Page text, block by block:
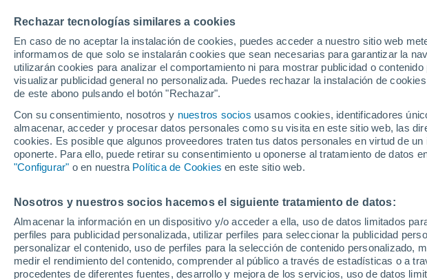
Rechazar tecnologías similares a cookies
En caso de no aceptar la instalación de cookies, puedes acceder a nuestro sitio web
informamos de que solo se instalarán cookies que sean necesarias para garantizar la
utilizarán cookies para analizar el comportamiento ni para mostrar publicidad o
visualizar publicidad general no personalizada. Puedes rechazar la instalación de
de este abono pulsando el botón "Rechazar".
Con su consentimiento, nosotros y nuestros socios usamos cookies, identificadores
almacenar, acceder y procesar datos personales como su visita en este sitio web, las
cookies. Es posible que algunos proveedores traten tus datos personales en virtud de
oponerte. Para ello, puede retirar su consentimiento u oponerse al tratamiento de datos
"Configurar" o en nuestra Política de Cookies en este sitio web.
Nosotros y nuestros socios hacemos el siguiente tratamiento de datos:
Almacenar la información en un dispositivo y/o acceder a ella, uso de datos limitados
perfiles para publicidad personalizada, utilizar perfiles para seleccionar la publicidad
personalizar el contenido, uso de perfiles para la selección de contenido personalizado,
medir el rendimiento del contenido, comprender al público a través de estadísticas o a
procedentes de diferentes fuentes, desarrollo y mejora de los servicios, uso de datos
Reino Unido
ECMWF
GFS
ECMWF Europa
GFS Europa